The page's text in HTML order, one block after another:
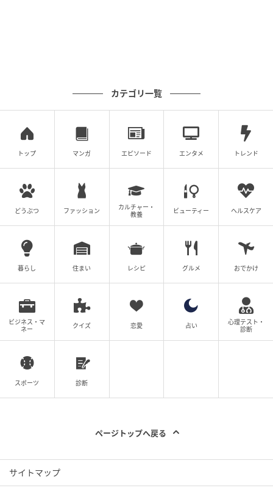
カテゴリ一覧
トップ マンガ エピソード エンタメ トレンド
どうぶつ ファッション
カルチャー・
教養
ビューティー ヘルスケア
暮らし 住まい レシピ グルメ おでかけ
ビジネス・マ
ネー
クイズ 恋愛 占い
心理テスト・
診断
スポーツ 診断
ページトップへ戻る
サイトマップ